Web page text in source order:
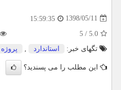
1398/05/11
15:59:35
5.0
/
5
تگهای خبر:
استاندارد پروژه
این مطلب را می پسندید؟